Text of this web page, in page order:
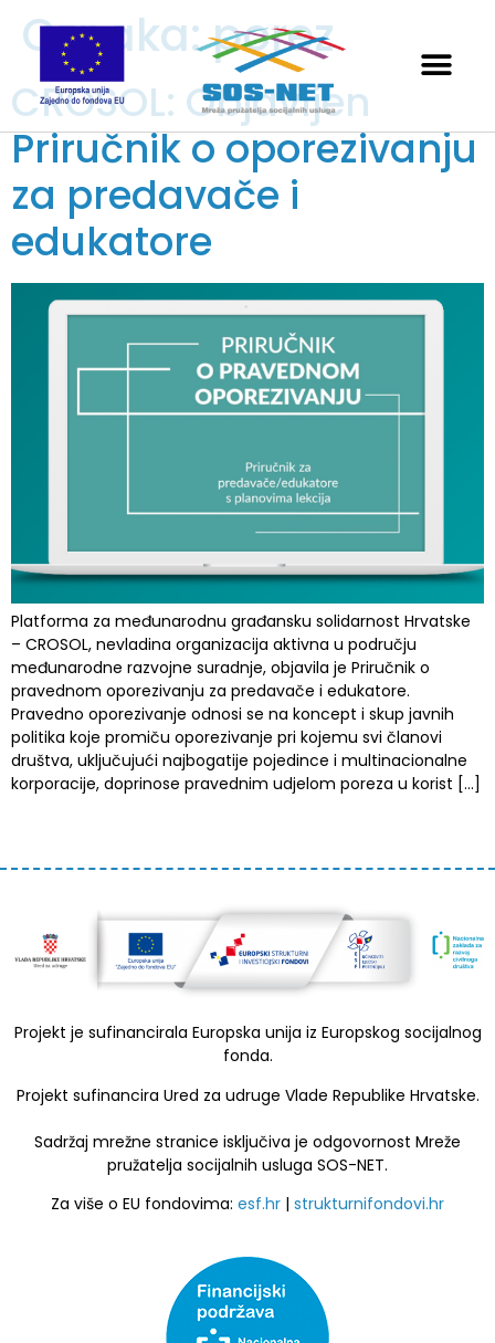
Oznaka:porez
CROSOL: Objavljen
Priručnik o oporezivanju
za predavače i
edukatore
Platforma za međunarodnu građansku solidarnost Hrvatske
– CROSOL, nevladina organizacija aktivna u području
međunarodne razvojne suradnje, objavila je Priručnik o
pravednom oporezivanju za predavače i edukatore.
Pravedno oporezivanje odnosi se na koncept i skup javnih
politika koje promiču oporezivanje pri kojemu svi članovi
društva, uključujući najbogatije pojedince i multinacionalne
korporacije, doprinose pravednim udjelom poreza u korist […]
Projekt je sufinancirala Europska unija iz Europskog socijalnog
fonda.
Projekt sufinancira Ured za udruge Vlade Republike Hrvatske.
Sadržaj mrežne stranice isključiva je odgovornost Mreže
pružatelja socijalnih usluga SOS-NET.
Za više o EU fondovima: esf.hr | strukturnifondovi.hr